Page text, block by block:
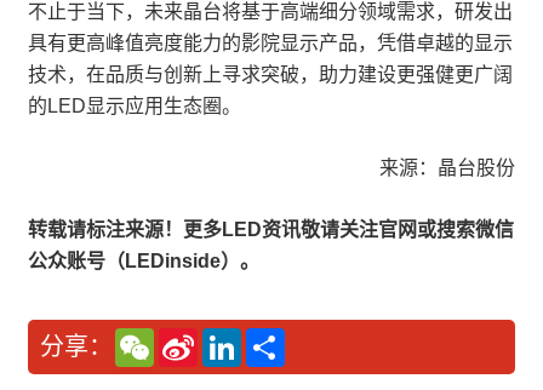
不止于当下，未来晶台将基于高端细分领域需求，研发出
具有更高峰值亮度能力的影院显示产品，凭借卓越的显示
技术，在品质与创新上寻求突破，助力建设更强健更广阔
的LED显示应用生态圈。
来源：晶台股份
转载请标注来源！更多LED资讯敬请关注官网或搜索微信
公众账号（LEDinside）。
分享：
W
e
C
S
n
L
n